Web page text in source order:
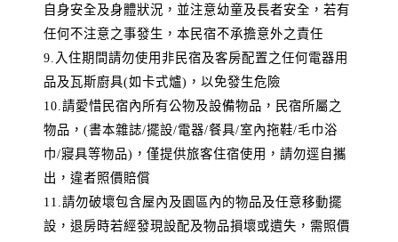
自身安全及身體狀況，並注意幼童及長者安全，若有
任何不注意之事發生，本民宿不承擔意外之責任
9.入住期間請勿使用非民宿及客房配置之任何電器用
品及瓦斯廚具(如卡式爐)，以免發生危險
10.請愛惜民宿內所有公物及設備物品，民宿所屬之
物品，(書本雜誌/擺設/電器/餐具/室內拖鞋/毛巾浴
巾/寢具等物品)，僅提供旅客住宿使用，請勿逕自攜
出，違者照價賠償
11.請勿破壞包含屋內及園區內的物品及任意移動擺
設，退房時若經發現設配及物品損壞或遺失，需照價